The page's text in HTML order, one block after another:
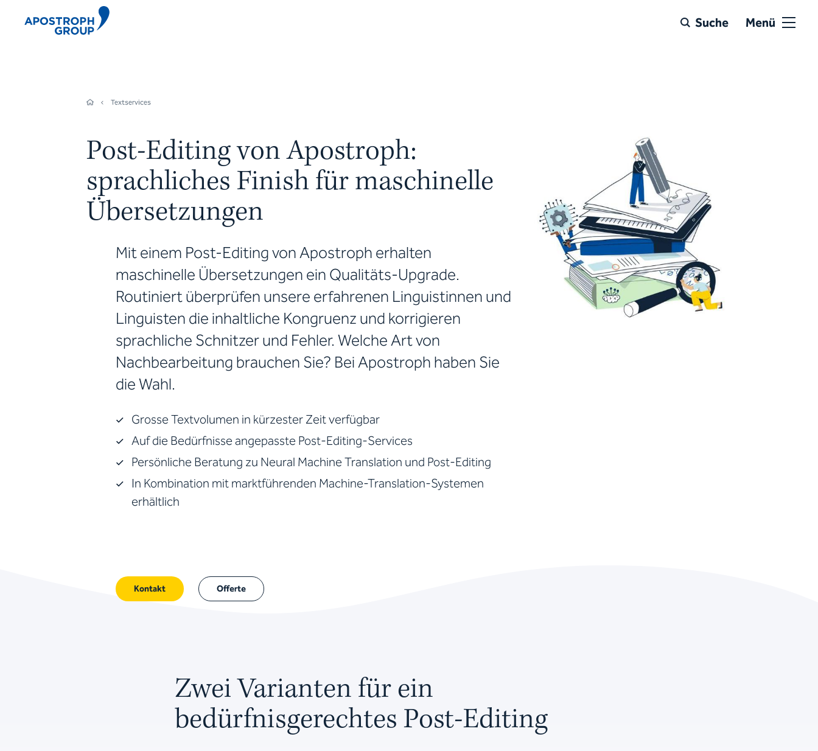
Suche Menü
Textservices
Post-Editing von Apostroph:
sprachliches Finish für maschinelle
Übersetzungen
Mit einem Post-Editing von Apostroph erhalten
maschinelle Übersetzungen ein Qualitäts-Upgrade.
Routiniert überprüfen unsere erfahrenen Linguistinnen und
Linguisten die inhaltliche Kongruenz und korrigieren
sprachliche Schnitzer und Fehler. Welche Art von
Nachbearbeitung brauchen Sie? Bei Apostroph haben Sie
die Wahl.
Grosse Textvolumen in kürzester Zeit verfügbar
Auf die Bedürfnisse angepasste Post-Editing-Services
Persönliche Beratung zu Neural Machine Translation und Post-Editing
In Kombination mit marktführenden Machine-Translation-Systemen
erhältlich
Kontakt Offerte
Zwei Varianten für ein
bedürfnisgerechtes Post-Editing